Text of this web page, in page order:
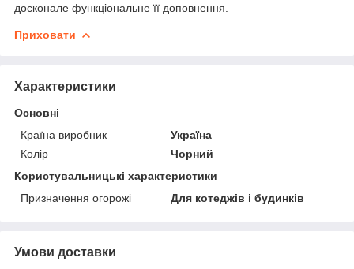
досконале функціональне її доповнення.
Приховати
Характеристики
Основні
Країна виробник
Україна
Колір
Чорний
Користувальницькі характеристики
Призначення огорожі
Для котеджів і будинків
Умови доставки